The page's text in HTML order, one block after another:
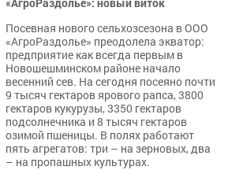
Посевная нового сельхозсезона в ООО
«АгроРаздолье» преодолела экватор:
предприятие как всегда первым в
Новошешминском районе начало
весенний сев. На сегодня посеяно почти
9 тысяч гектаров ярового рапса, 3800
гектаров кукурузы, 3350 гектаров
подсолнечника и 8 тысяч гектаров
озимой пшеницы. В полях работают
пять агрегатов: три – на зерновых, два
– на пропашных культурах.